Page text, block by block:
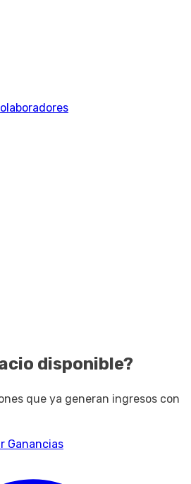
disponible?
que ya generan ingresos con
Ganancias